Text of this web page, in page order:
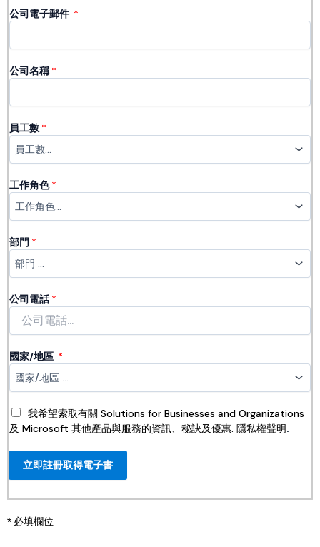
公司電子郵件 ​ *
公司名稱*
員工數 *
工作角色*
部門 *
公司電話*
國家/地區 ​ *
我希望索取有關 Solutions for Businesses and Organizations
及 Microsoft 其他產品與服務的資訊、秘訣及優惠. 隱私權聲明.
立即註冊取得電子書
* 必填欄位